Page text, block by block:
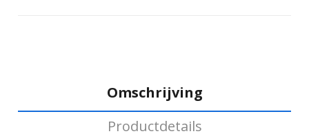
Omschrijving
Productdetails